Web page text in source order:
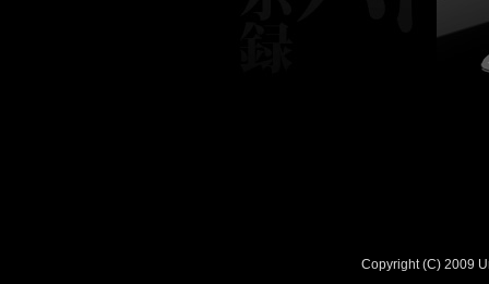
Copyright (C) 2009